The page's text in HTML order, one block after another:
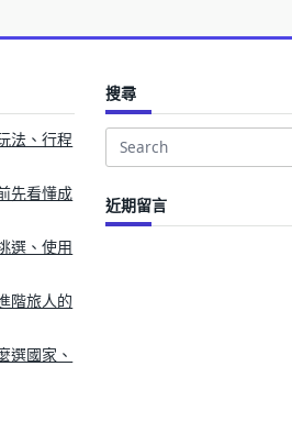
法、行程
先看懂成
選、使用
階旅人的
選國家、
搜尋
Search
近期留言